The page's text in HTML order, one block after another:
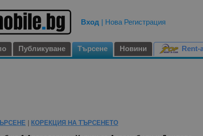
Вход | Нова Регистрация
Публикуване Търсене Новини Rent-
КОРЕКЦИЯ НА ТЪРСЕНЕТО